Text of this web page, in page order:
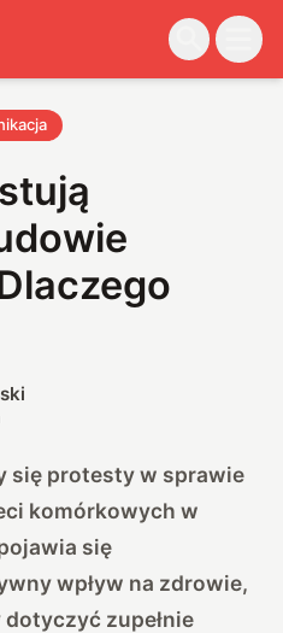
się protesty w sprawie
komórkowych w
się
wpływ na zdrowie,
zupełnie